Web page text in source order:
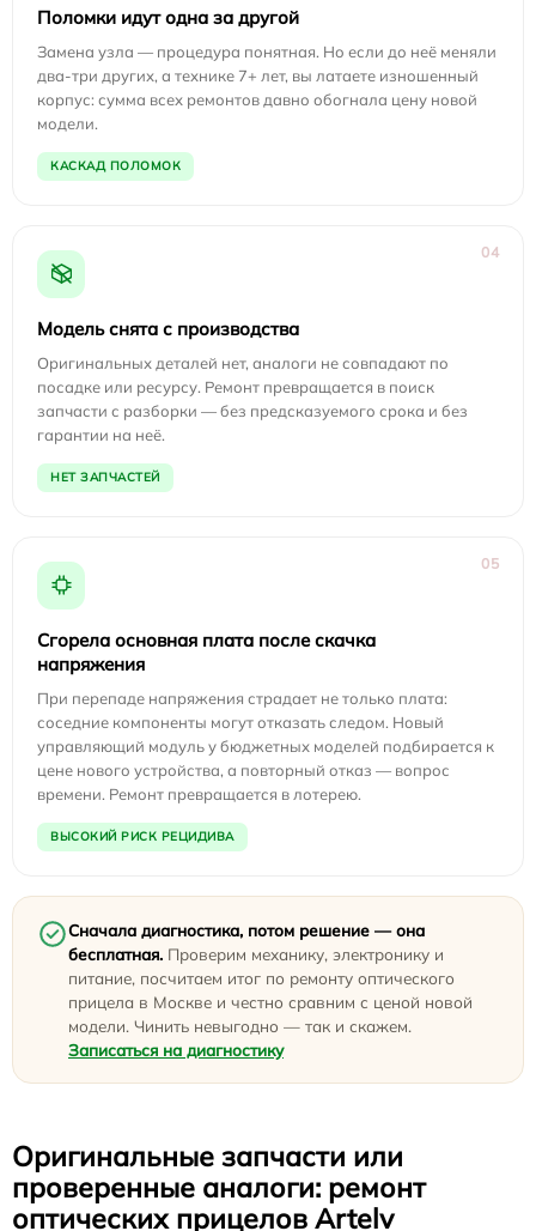
Поломки идут одна за другой
Замена узла — процедура понятная. Но если до неё меняли
два-три других, а технике 7+ лет, вы латаете изношенный
корпус: сумма всех ремонтов давно обогнала цену новой
модели.
КАСКАД ПОЛОМОК
04
Модель снята с производства
Оригинальных деталей нет, аналоги не совпадают по
посадке или ресурсу. Ремонт превращается в поиск
запчасти с разборки — без предсказуемого срока и без
гарантии на неё.
НЕТ ЗАПЧАСТЕЙ
05
Сгорела основная плата после скачка
напряжения
При перепаде напряжения страдает не только плата:
соседние компоненты могут отказать следом. Новый
управляющий модуль у бюджетных моделей подбирается к
цене нового устройства, а повторный отказ — вопрос
времени. Ремонт превращается в лотерею.
ВЫСОКИЙ РИСК РЕЦИДИВА
Сначала диагностика, потом решение — она
бесплатная. Проверим механику, электронику и
питание, посчитаем итог по ремонту оптического
прицела в Москве и честно сравним с ценой новой
модели. Чинить невыгодно — так и скажем.
Записаться на диагностику
Оригинальные запчасти или
проверенные аналоги: ремонт
оптических прицелов Artelv